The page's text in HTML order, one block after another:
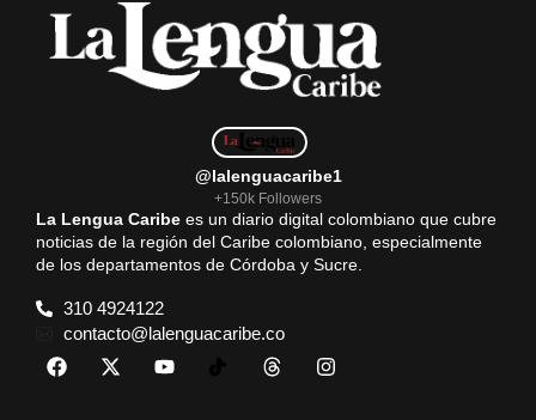
@lalenguacaribe1
+150k Followers
La Lengua Caribe es un diario digital colombiano que cubre
noticias de la región del Caribe colombiano, especialmente
de los departamentos de Córdoba y Sucre.
310 4924122
contacto@lalenguacaribe.co